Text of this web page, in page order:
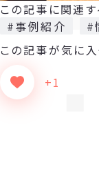
この記事に関連す
#事例紹介
#
この記事が気に
+1